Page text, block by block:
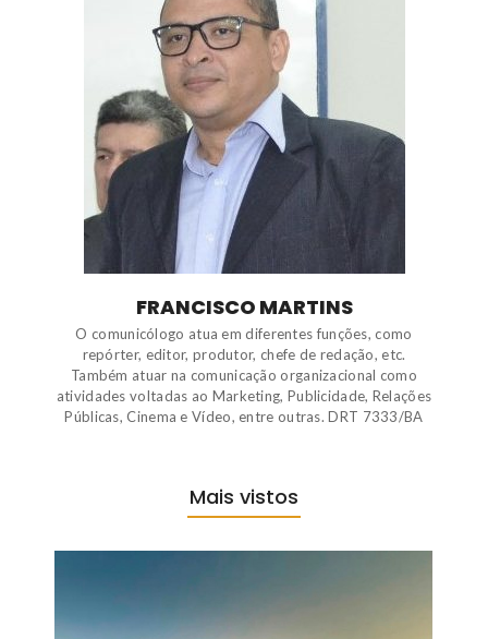
FRANCISCO MARTINS
O comunicólogo atua em diferentes funções, como
repórter, editor, produtor, chefe de redação, etc.
Também atuar na comunicação organizacional como
atividades voltadas ao Marketing, Publicidade, Relações
Públicas, Cinema e Vídeo, entre outras. DRT 7333/BA
Mais vistos